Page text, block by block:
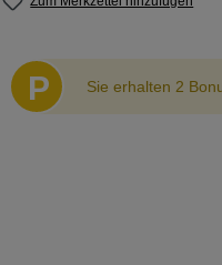
P Sie erhalten 2